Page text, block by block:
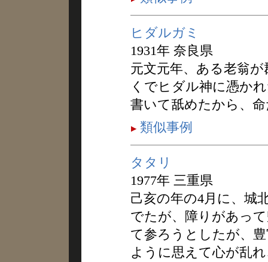
ヒダルガミ
1931年 奈良県
元文元年、ある老翁
くでヒダル神に憑か
書いて舐めたから、
類似事例
タタリ
1977年 三重県
己亥の年の4月に、城
でたが、障りがあっ
て参ろうとしたが、
ように思えて心が乱